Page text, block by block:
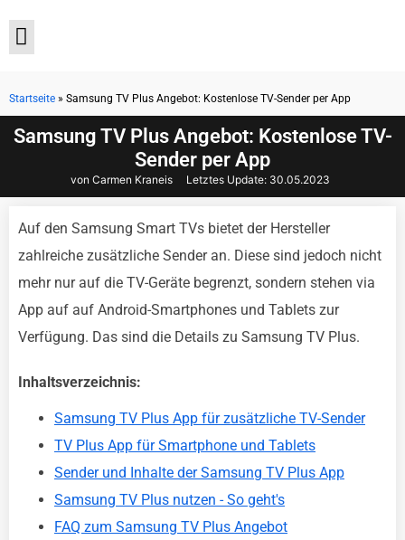
Samsung TV Plus Angebot: Kostenlose TV-
Sender per App
von Carmen Kraneis Letztes Update: 30.05.2023
Startseite » Samsung TV Plus Angebot: Kostenlose TV-Sender per App
Auf den Samsung Smart TVs bietet der Hersteller
zahlreiche zusätzliche Sender an. Diese sind jedoch nicht
mehr nur auf die TV-Geräte begrenzt, sondern stehen via
App auf auf Android-Smartphones und Tablets zur
Verfügung. Das sind die Details zu Samsung TV Plus.
Inhaltsverzeichnis:
Samsung TV Plus App für zusätzliche TV-Sender
TV Plus App für Smartphone und Tablets
Sender und Inhalte der Samsung TV Plus App
Samsung TV Plus nutzen - So geht's
FAQ zum Samsung TV Plus Angebot